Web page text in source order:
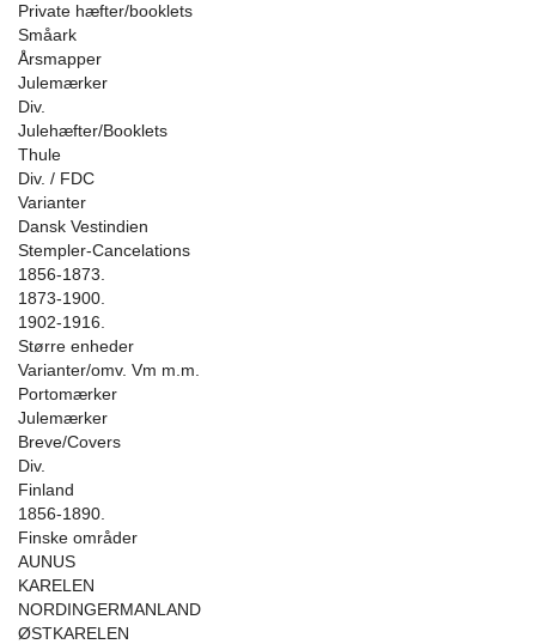
Private hæfter/booklets
Småark
Årsmapper
Julemærker
Div.
Julehæfter/Booklets
Thule
Div. / FDC
Varianter
Dansk Vestindien
Stempler-Cancelations
1856-1873.
1873-1900.
1902-1916.
Større enheder
Varianter/omv. Vm m.m.
Portomærker
Julemærker
Breve/Covers
Div.
Finland
1856-1890.
Finske områder
AUNUS
KARELEN
NORDINGERMANLAND
ØSTKARELEN